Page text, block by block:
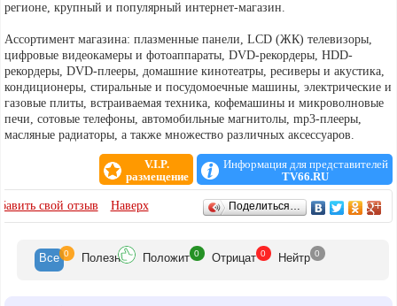
регионе, крупный и популярный интернет-магазин.
Ассортимент магазина: плазменные панели, LCD (ЖК) телевизоры,
цифровые видеокамеры и фотоаппараты, DVD-рекордеры, HDD-
рекордеры, DVD-плееры, домашние кинотеатры, ресиверы и акустика,
кондиционеры, стиральные и посудомоечные машины, электрические и
газовые плиты, встраиваемая техника, кофемашины и микроволновые
печи, сотовые телефоны, автомобильные магнитолы, mp3-плееры,
масляные радиаторы, а также множество различных аксессуаров.
V.I.P.
размещение
Информация для представителей
TV66.RU
ОТЗЫВЫсвой отзыв Наверх Поделиться…
Все 0 Полезн Положит 0 Отрицат 0 Нейтр 0